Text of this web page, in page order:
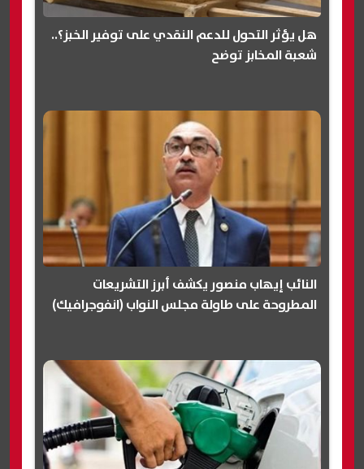
هل يؤثر التحول للدعم النقدي على توفير الخبز؟..
شعبة المخابز توضح
النائب إيهاب منصور يكشف أبرز التشريعات
المطروحة على طاولة مجلس النواب (انفوجرافيك)